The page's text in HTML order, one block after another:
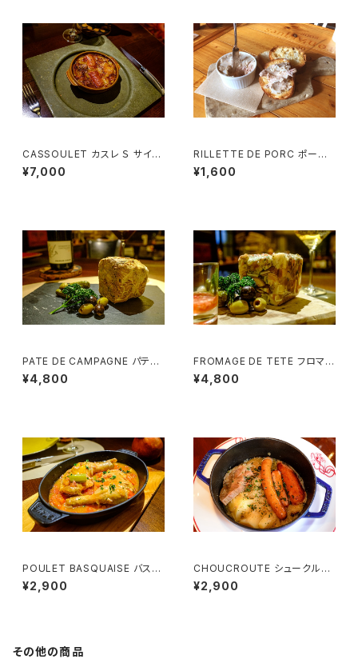
CASSOULET カスレ Ｓ サイズ
（１~２名様用）
¥7,000
RILLETTE DE PORC ポーク
リエット (1~2様用）ココット器付
¥1,600
PATE DE CAMPAGNE パテ・
ド・カンパーニュ (3~4様用）
¥4,800
FROMAGE DE TETE フロマー
ジュ・ド・テット（豚肉のゼリー寄
せ） (3~4様用）
¥4,800
POULET BASQUAISE バスク
風チキン （1名様用）
¥2,900
CHOUCROUTE シュークルー
ト （1名様用）
¥2,900
その他の商品